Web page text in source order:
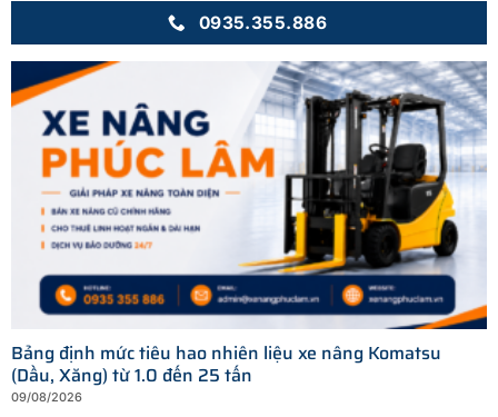
0935.355.886
Bảng định mức tiêu hao nhiên liệu xe nâng Komatsu
(Dầu, Xăng) từ 1.0 đến 25 tấn
09/08/2026